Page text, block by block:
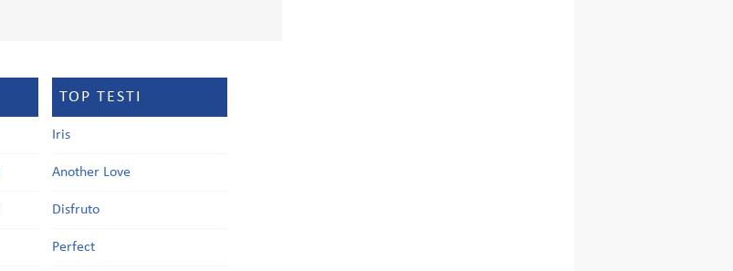
TOP TESTI
Iris
Another Love
Disfruto
Perfect